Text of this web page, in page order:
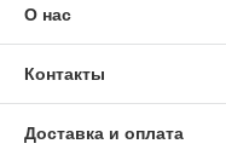
О нас
Контакты
Доставка и оплата